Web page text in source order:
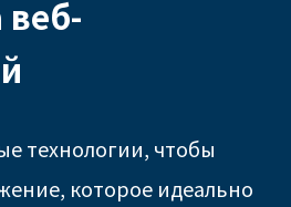
веб-
технологии, чтобы
которое идеально